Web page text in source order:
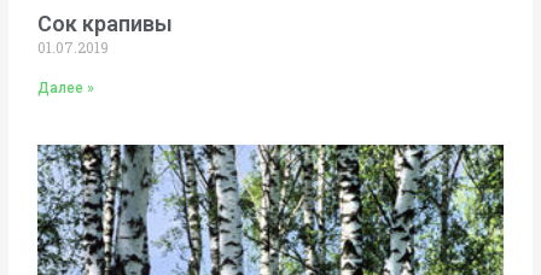
Сок крапивы
01.07.2019
Далее »